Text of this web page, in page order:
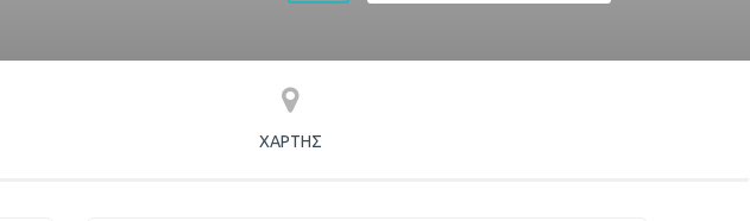
ΧΆΡΤΗΣ